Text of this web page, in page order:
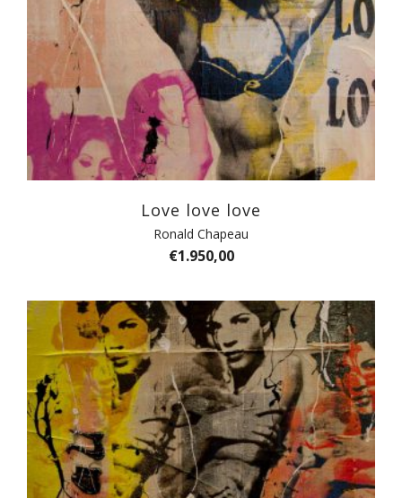
Love love love
Ronald Chapeau
€1.950,00